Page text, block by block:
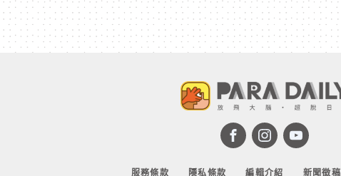
服務條款 隱私條款 編輯介紹 新聞徵稿